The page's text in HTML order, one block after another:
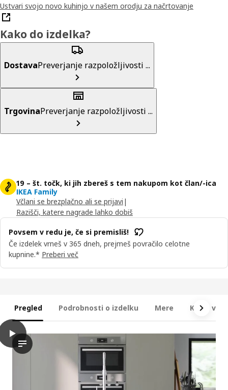
Ustvari svojo novo kuhinjo v našem orodju za načrtovanje
Kako do izdelka?
DostavaPreverjanje razpoložljivosti ...
TrgovinaPreverjanje razpoložljivosti ...
19 – št. točk, ki jih zbereš s tem nakupom kot član/-ica
IKEA Family
Včlani se brezplačno ali se prijavi |
Razišči, katere nagrade lahko dobiš
Povsem v redu je, če si premisliš!
Če izdelek vrneš v 365 dneh, prejmeš povračilo celotne
kupnine.* Preberi več
Pregled Podrobnosti o izdelku Mere Kaj je
play
Video prikazuje predstavitev stenske omare s policami
METOD Viseča omarica s policami, bela/Upplöv mat temno bež,